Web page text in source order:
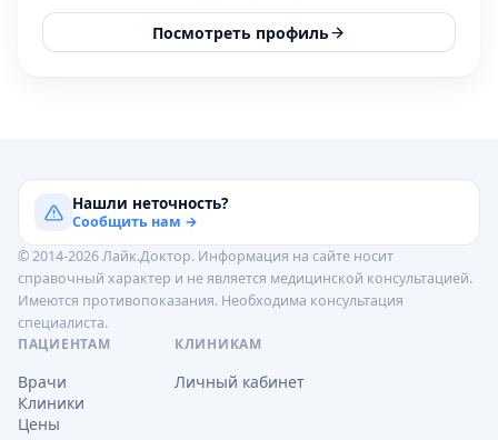
Посмотреть профиль
Нашли неточность?
Сообщить нам →
© 2014-2026 Лайк.Доктор. Информация на сайте носит
справочный характер и не является медицинской консультацией.
Имеются противопоказания. Необходима консультация
специалиста.
ПАЦИЕНТАМ
Врачи
Клиники
Цены
КЛИНИКАМ
Личный кабинет